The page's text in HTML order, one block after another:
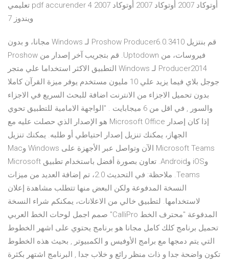
تعليمي pdf accurender 4 أوتوكاد 2007 أوتوكاد 2007 أوتوكاد 2007
ويندوز 7
‫قم بنتزيل Proshow Producer6.0.3410 لـ Windows مجانا، و بدون
فيروسات، من Uptodown. قم بتجريب آخر إصدار من Proshow
Producer2014 لـ Windows التطبيق الاكثر استخداما علي متجر
جوجل بلاي فيما يزيد علي 10 مليون مستخدم يوفر ميزة القرآن كاملا
بدون تحميل الاجزاء من الانترنت اضافة للبحث السريع في الاجزاء
والسور , في اقل من 6 ميجابايت . "الواجهة الامامية للتطبيق تحوي
إذا كان إصدار Microsoft Office هو الإصدار الذي حصلت عليه مع
الجهاز، يمكنك تنزيل إصدار احتياطي أو طلبه. يمكنك تنزيل
Microsoft Teams الآن وتواصل عبر الأجهزة على Windows وMac
وiOS وAndroid. تعاون بصورة أفضل باستخدام تطبيق Microsoft
Teams. ملاحظة: في التحديث 2.0، تم إضافة العديد من ميزات
النسخة المدفوعة ولكن البعض منها تتطلب مشاهدة إعلان
لاستخدامها. لتطبيق خالي من الاعلانات، يمكنكم شراء النسخة
المدفوعة "محترف الخط CalliPro" صمم اجمل لوحات الخط العربي
تحميل برنامج كلك كامل مجانا هو برنامج يحتوي على اشهر الخطوط
التي يتم دمجها مع برامج الأوفيس و الكمبيوتر , بحيث هذه الخطوط
تكون واضحة جدا و ذات منظر رائع و خلاب جدا , البرنامج اشتهر بكثرة